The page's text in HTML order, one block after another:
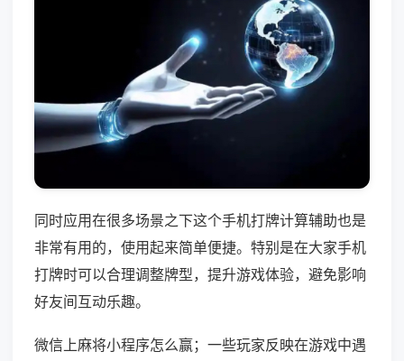
同时应用在很多场景之下这个手机打牌计算辅助也是
非常有用的，使用起来简单便捷。特别是在大家手机
打牌时可以合理调整牌型，提升游戏体验，避免影响
好友间互动乐趣。
微信上麻将小程序怎么赢；一些玩家反映在游戏中遇